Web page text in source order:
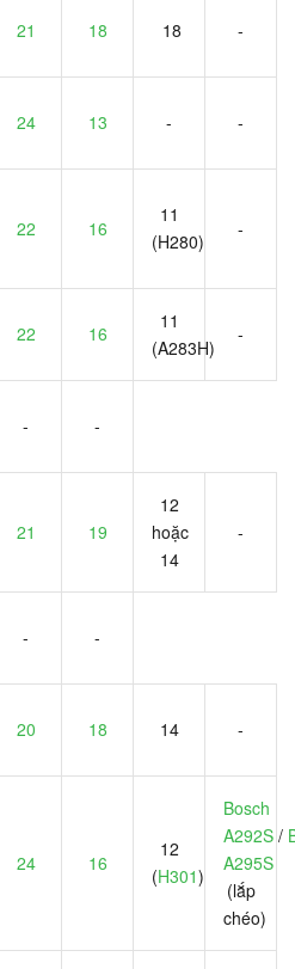
21 18 18 -
24 13 - -
22 16
11
(H280)
-
22 16
11
(A283H)
-
- -
21 19
12
hoặc
14
-
- -
20 18 14 -
24 16
12
(H301)
Bosch
A292S /
A295S
(lắp
chéo)